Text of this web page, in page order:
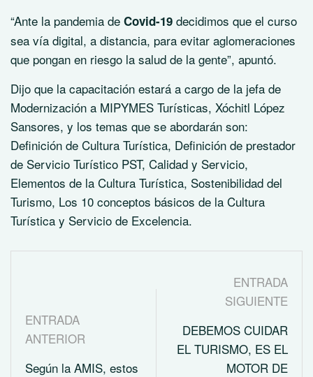
“Ante la pandemia de Covid-19 decidimos que el curso
sea vía digital, a distancia, para evitar aglomeraciones
que pongan en riesgo la salud de la gente”, apuntó.
Dijo que la capacitación estará a cargo de la jefa de
Modernización a MIPYMES Turísticas, Xóchitl López
Sansores, y los temas que se abordarán son:
Definición de Cultura Turística, Definición de prestador
de Servicio Turístico PST, Calidad y Servicio,
Elementos de la Cultura Turística, Sostenibilidad del
Turismo, Los 10 conceptos básicos de la Cultura
Turística y Servicio de Excelencia.
ENTRADA
ANTERIOR
Según la AMIS, estos
ENTRADA
SIGUIENTE
DEBEMOS CUIDAR
EL TURISMO, ES EL
MOTOR DE